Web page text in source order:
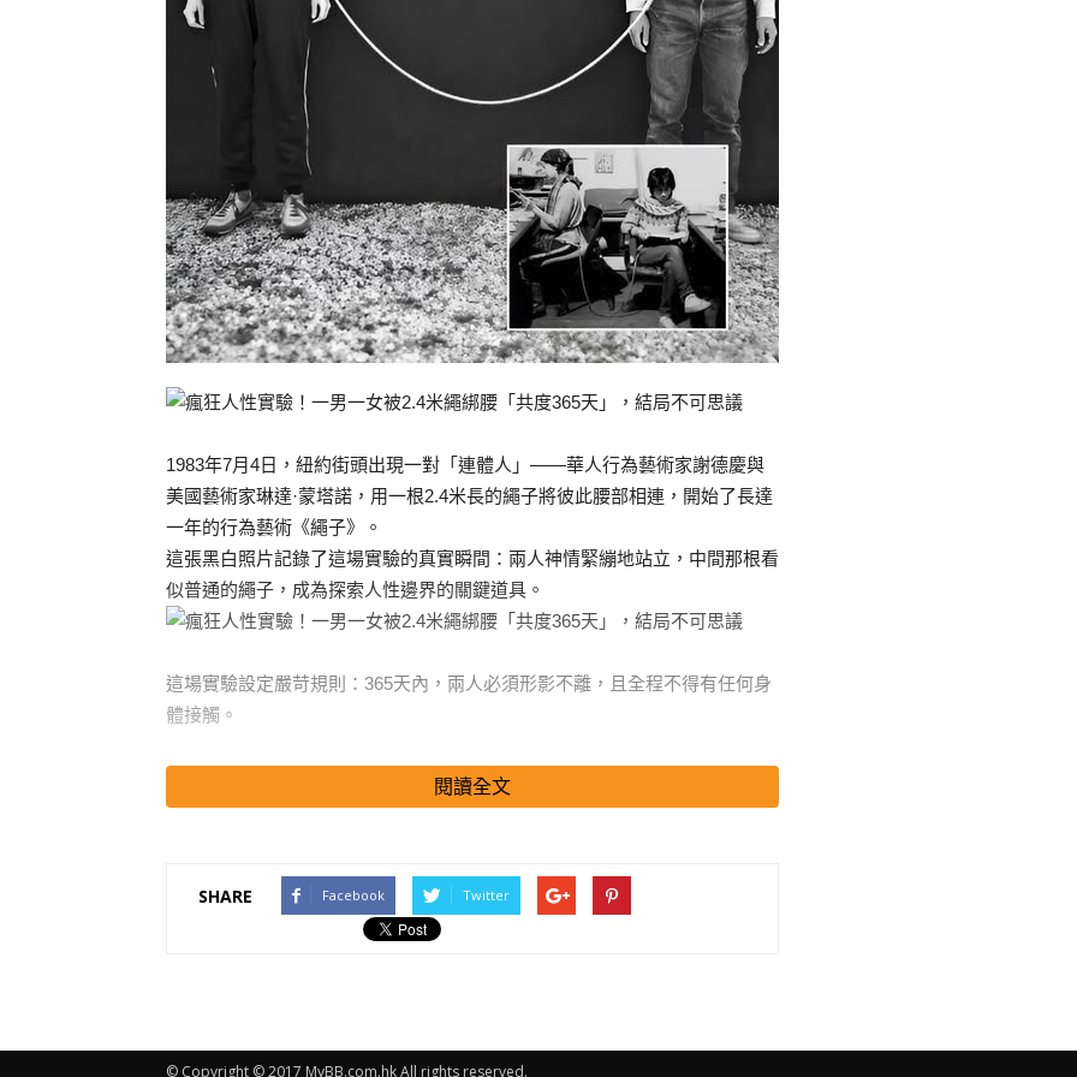
1983年7月4日，紐約街頭出現一對「連體人」——華人行為藝術家謝德慶與
美國藝術家琳達·蒙塔諾，用一根2.4米長的繩子將彼此腰部相連，開始了長達
一年的行為藝術《繩子》。
這張黑白照片記錄了這場實驗的真實瞬間：兩人神情緊繃地站立，中間那根看
似普通的繩子，成為探索人性邊界的關鍵道具。
這場實驗設定嚴苛規則：365天內，兩人必須形影不離，且全程不得有任何身
體接觸。
為確保執行，規則甚至經過律師公證。
從清晨醒來到夜晚入睡，他們的所有活動都需同步——謝德慶陪琳達去學校教
課，琳達跟隨謝德慶兼職打工，連收入都均分。
最初，兩人憑藉對藝術的追求尚能理性相處。
閱讀全文
SHARE Facebook Twitter
© Copyright © 2017 MyBB.com.hk All rights reserved.